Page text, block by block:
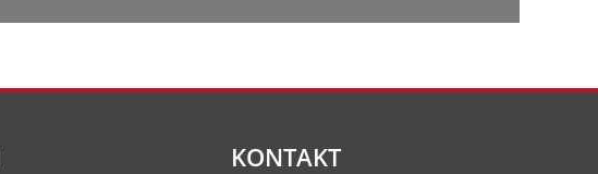
KONTAKT